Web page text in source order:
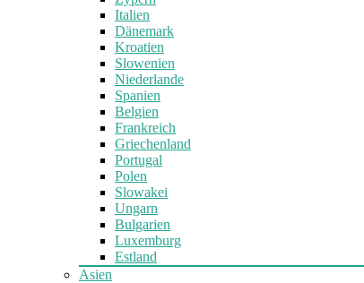
Italien
Dänemark
Kroatien
Slowenien
Niederlande
Spanien
Belgien
Frankreich
Griechenland
Portugal
Polen
Slowakei
Ungarn
Bulgarien
Luxemburg
Estland
Asien